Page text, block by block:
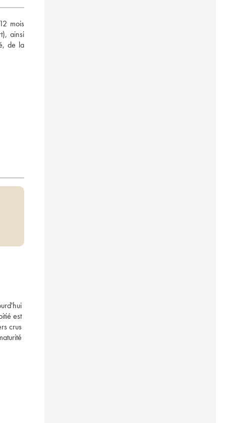
mois
ainsi
de la
est
crus